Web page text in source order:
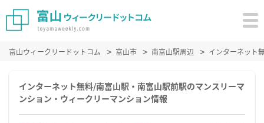
富山ウィークリードットコム 富山市 南富山駅周辺 インターネット
インターネット無料/南富山駅・南富山駅前駅のマンスリーマ
ンション・ウィークリーマンション情報